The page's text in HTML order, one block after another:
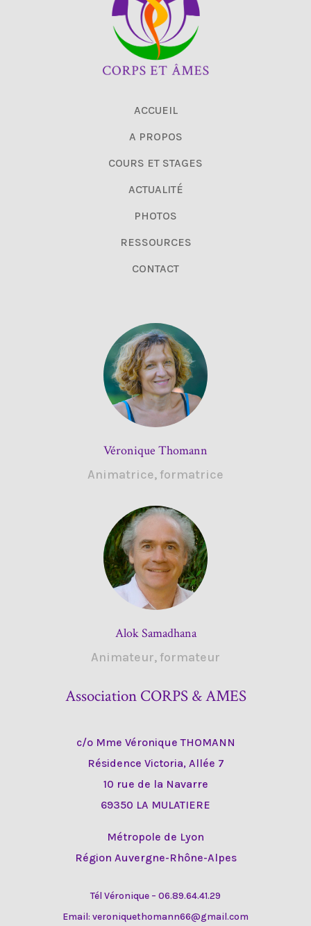
ACCUEIL
A PROPOS
COURS ET STAGES
ACTUALITÉ
PHOTOS
RESSOURCES
CONTACT
Véronique Thomann
Animatrice, formatrice
Alok Samadhana
Animateur, formateur
Association CORPS & AMES
c/o Mme Véronique THOMANN
Résidence Victoria, Allée 7
10 rue de la Navarre
69350 LA MULATIERE
Métropole de Lyon
Région Auvergne-Rhône-Alpes
Tél Véronique – 06.89.64.41.29
Email: veroniquethomann66@gmail.com